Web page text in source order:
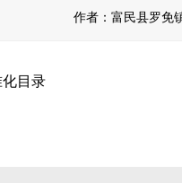
作者：富民县罗
目录